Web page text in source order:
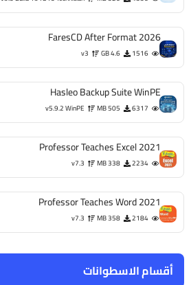
أقسام الاسطوانات
FaresCD After Format 2026
1516
4.6 GB
v3
Hasleo Backup Suite WinPE
6317
505 MB
v5.9.2 WinPE
Professor Teaches Excel 2021
2234
338 MB
v7.3
Professor Teaches Word 2021
2184
358 MB
v7.3